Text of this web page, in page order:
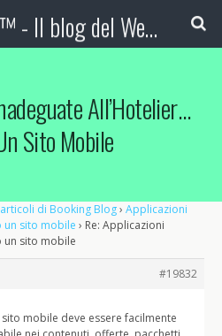
Booking Blog™ - Il blog del Web Marketing Turistico
All’Hotelier…
Sito Mobile
di Booking Blog› Applicazioni
un sito mobile › Re: Applicazioni
un sito mobile
#19832
mobile deve essere facilmente